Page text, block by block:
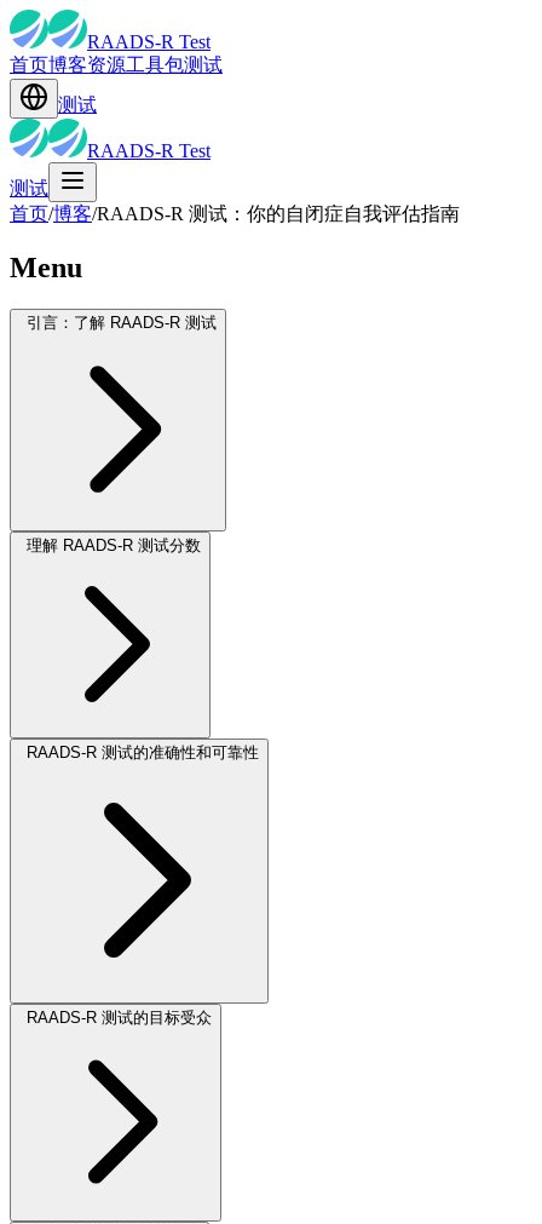
RAADS-R Test
首页博客资源工具包测试
测试
RAADS-R Test
测试
首页/博客/RAADS-R 测试：你的自闭症自我评估指南
Menu
引言：了解 RAADS-R 测试
理解 RAADS-R 测试分数
RAADS-R 测试的准确性和可靠性
RAADS-R 测试的目标受众